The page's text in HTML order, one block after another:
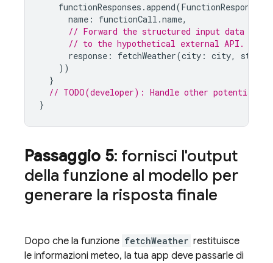
functionResponses .append(
name : functionCall .name,
// Forward the structured input data
// to the hypothetical external API.
response : fetchWeather(city : city, state
))
}
// TODO(developer): Handle other potential
}
Passaggio 5: fornisci l'output
della funzione al modello per
generare la risposta finale
Dopo che la funzione fetchWeather restituisce
le informazioni meteo, la tua app deve passarle di